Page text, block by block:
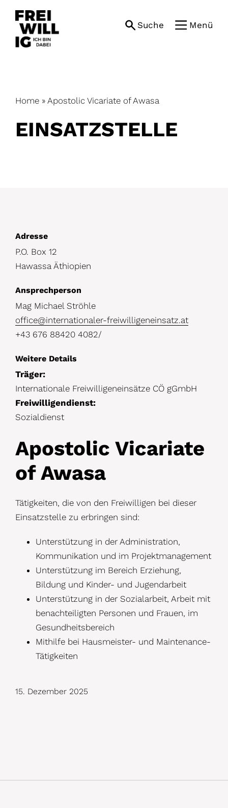
content
Suche Menü
Home » Apostolic Vicariate of Awasa
EINSATZ­STELLE
D
e
t
a
i
l
s
Adresse
P.O. Box 12
Hawassa Äthiopien
Ansprechperson
Mag Michael Ströhle
office@internationaler-freiwilligeneinsatz.at
+43 676 88420 4082/
Weitere Details
Träger:
Internationale Freiwilligeneinsätze CÖ gGmbH
Freiwilligendienst:
Sozialdienst
Apostolic Vicariate
of Awasa
Tätigkeiten, die von den Freiwilligen bei dieser
Einsatzstelle zu erbringen sind:
Unterstützung in der Administration,
Kommunikation und im Projektmanagement
Unterstützung im Bereich Erziehung,
Bildung und Kinder- und Jugendarbeit
Unterstützung in der Sozialarbeit, Arbeit mit
benachteiligten Personen und Frauen, im
Gesundheitsbereich
Mithilfe bei Hausmeister- und Maintenance-
Tätigkeiten
15. Dezember 2025